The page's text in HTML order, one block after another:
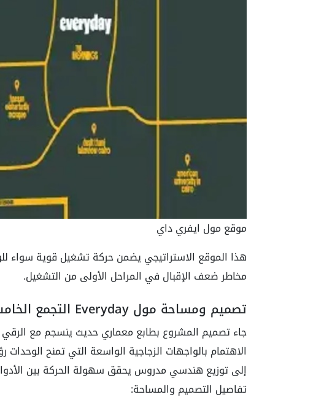
موقع مول ايفري داي
هذا الموقع الاستراتيجي يضمن حركة تشغيل قوية سواء
مخاطر ضعف الإقبال في المراحل الأولى من التشغيل.
تصميم ومساحة مول Everyday التجمع الخامس
الاهتمام بالواجهات الزجاجية الواسعة التي تمنح الوحدات
إلى توزيع هندسي مدروس يحقق سهولة الحركة بين
تفاصيل التصميم والمساحة: